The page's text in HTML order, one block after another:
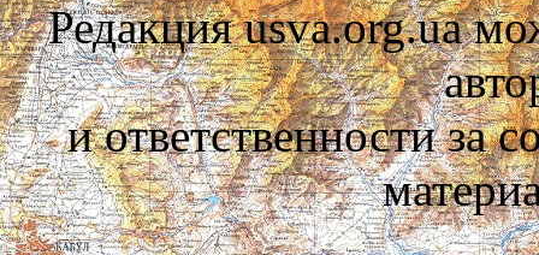
Редакция usva.org.ua
и ответственности за